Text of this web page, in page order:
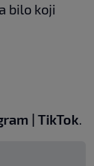
bilo koji
| TikTok.